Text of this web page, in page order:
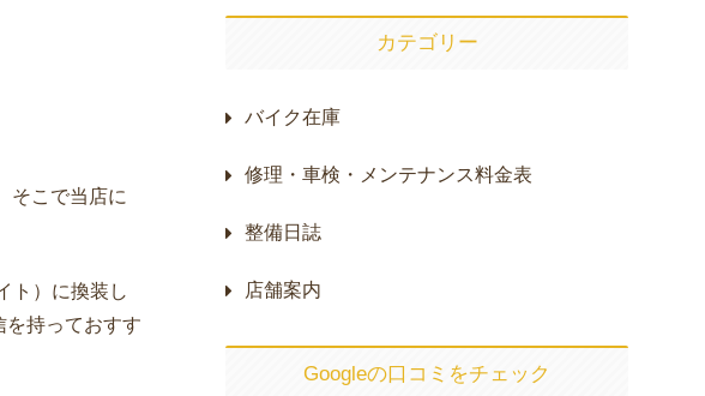
そこで当店に
ト）に換装し
を持っておすす
す。※部品代は車種や仕様に
より変動します。正確な金額
は無料…
カテゴリー
バイク在庫
修理・車検・メンテナンス料金表
整備日誌
店舗案内
Googleの口コミをチェック